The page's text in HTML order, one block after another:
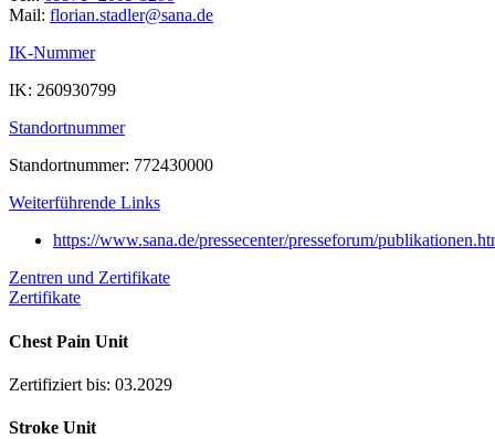
Mail: ed.anas@reldats.nairolf
IK-Nummer
IK: 260930799
Standortnummer
Standortnummer: 772430000
Weiterführende Links
https://www.sana.de/pressecenter/presseforum/
Zentren und Zertifikate
Zertifikate
Chest Pain Unit
Zertifiziert bis: 03.2029
Stroke Unit